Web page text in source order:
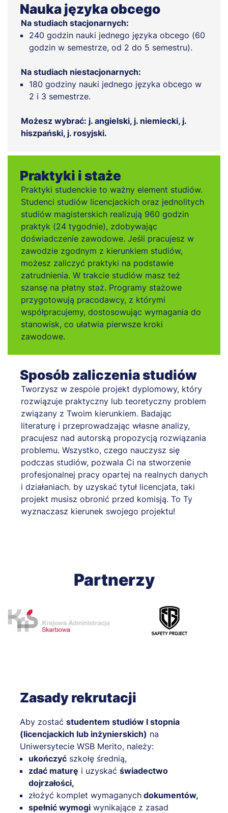
Nauka języka obcego
Na studiach stacjonarnych:
240 godzin nauki jednego języka obcego (60
godzin w semestrze, od 2 do 5 semestru).
Na studiach niestacjonarnych:
180 godziny nauki jednego języka obcego w
2 i 3 semestrze.
Możesz wybrać: j. angielski, j. niemiecki, j.
hiszpański, j. rosyjski.
Praktyki i staże
Praktyki studenckie to ważny element studiów.
Studenci studiów licencjackich oraz jednolitych
studiów magisterskich realizują 960 godzin
praktyk (24 tygodnie), zdobywając
doświadczenie zawodowe. Jeśli pracujesz w
zawodzie zgodnym z kierunkiem studiów,
możesz zaliczyć praktyki na podstawie
zatrudnienia. W trakcie studiów masz też
szansę na płatny staż. Programy stażowe
przygotowują pracodawcy, z którymi
współpracujemy, dostosowując wymagania do
stanowisk, co ułatwia pierwsze kroki
zawodowe.
Sposób zaliczenia studiów
Tworzysz w zespole projekt dyplomowy, który
rozwiązuje praktyczny lub teoretyczny problem
związany z Twoim kierunkiem. Badając
literaturę i przeprowadzając własne analizy,
pracujesz nad autorską propozycją rozwiązania
problemu. Wszystko, czego nauczysz się
podczas studiów, pozwala Ci na stworzenie
profesjonalnej pracy opartej na realnych danych
i działaniach. by uzyskać tytuł licencjata, taki
projekt musisz obronić przed komisją. To Ty
wyznaczasz kierunek swojego projektu!
Partnerzy
Zasady rekrutacji
Aby zostać studentem studiów I stopnia
(licencjackich lub inżynierskich) na
Uniwersytecie WSB Merito, należy:
ukończyć szkołę średnią,
zdać maturę i uzyskać świadectwo
dojrzałości,
złożyć komplet wymaganych dokumentów,
spełnić wymogi wynikające z zasad